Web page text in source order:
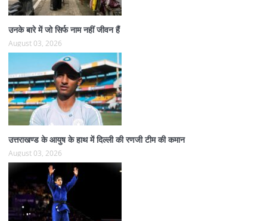
उनके बारे में जो सिर्फ नाम नहीं जीवन हैं
August 03, 2026
उत्तराखण्ड के आयुष के हाथ में दिल्ली की रणजी टीम की कमान
August 03, 2026